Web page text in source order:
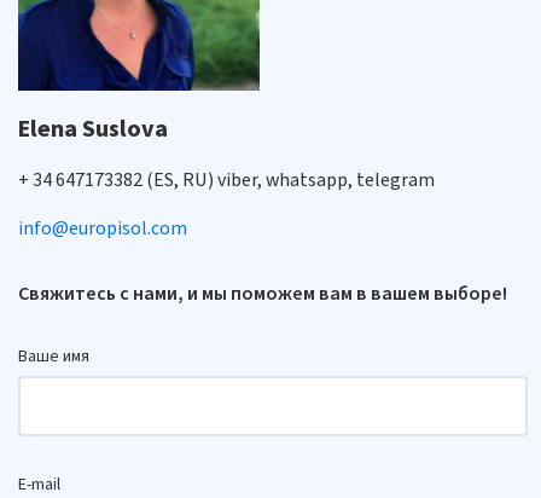
Elena Suslova
+ 34 647173382 (ES, RU) viber, whatsapp, telegram
info@europisol.com
Свяжитесь с нами, и мы поможем вам в вашем выборе!
Ваше имя
E-mail